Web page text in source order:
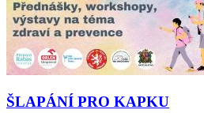
ŠLAPÁNÍ PRO KAPKU